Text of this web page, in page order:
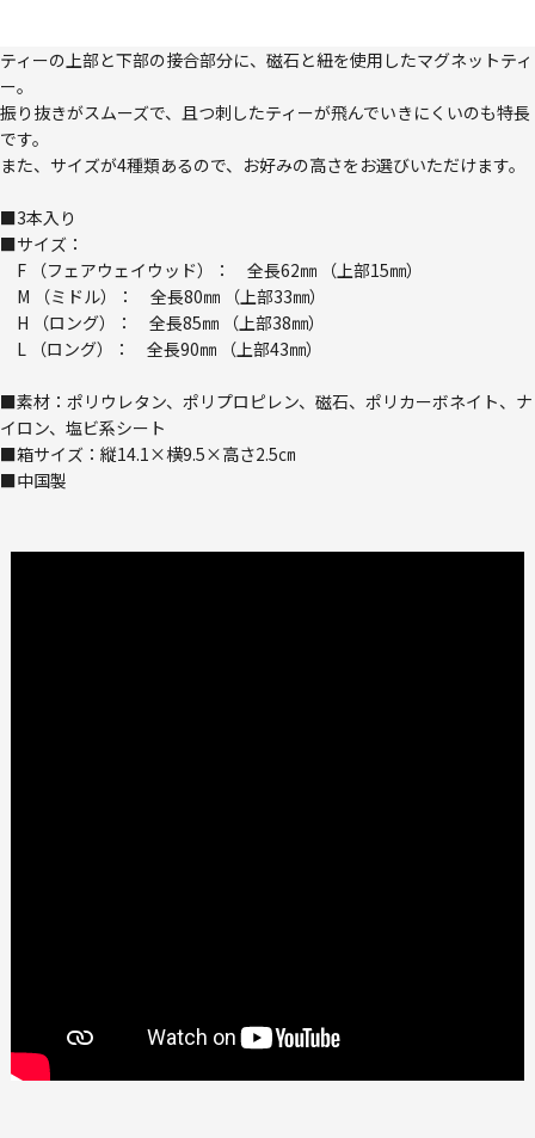
ティーの上部と下部の接合部分に、磁石と紐を使用したマグネットティ
ー。
振り抜きがスムーズで、且つ刺したティーが飛んでいきにくいのも特長
です。
また、サイズが4種類あるので、お好みの高さをお選びいただけます。
■3本入り
■サイズ：
F （フェアウェイウッド）： 全長62㎜ （上部15㎜）
M （ミドル）： 全長80㎜ （上部33㎜）
H （ロング）： 全長85㎜ （上部38㎜）
L （ロング）： 全長90㎜ （上部43㎜）
■素材：ポリウレタン、ポリプロピレン、磁石、ポリカーボネイト、ナ
イロン、塩ビ系シート
■箱サイズ：縦14.1×横9.5×高さ2.5㎝
■中国製